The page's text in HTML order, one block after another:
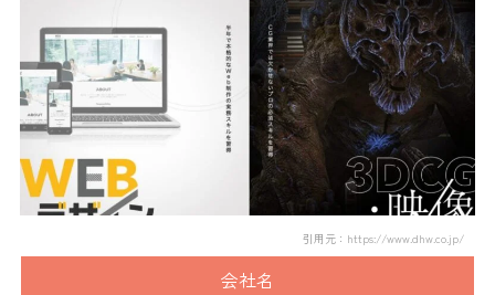
引用元：https://www.dhw.co.jp/
会社名